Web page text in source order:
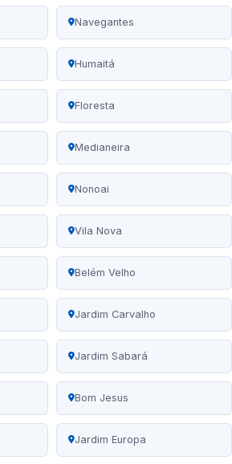
Navegantes
Humaitá
Floresta
Medianeira
Nonoai
Vila Nova
Belém Velho
Jardim Carvalho
Jardim Sabará
Bom Jesus
Jardim Europa